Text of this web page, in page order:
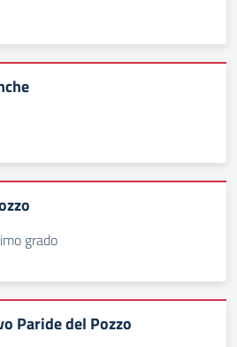
grado
Paride del Pozzo